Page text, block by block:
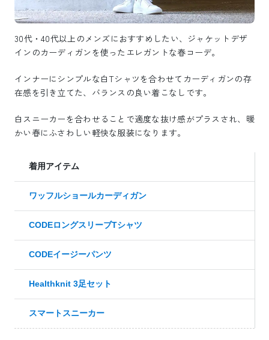
30代・40代以上のメンズにおすすめしたい、ジャケットデザ
インのカーディガンを使ったエレガントな春コーデ。
インナーにシンプルな白Tシャツを合わせてカーディガンの存
在感を引き立てた、バランスの良い着こなしです。
白スニーカーを合わせることで適度な抜け感がプラスされ、暖
かい春にふさわしい軽快な服装になります。
着用アイテム
ワッフルショールカーディガン
CODEロングスリーブTシャツ
CODEイージーパンツ
Healthknit 3足セット
スマートスニーカー